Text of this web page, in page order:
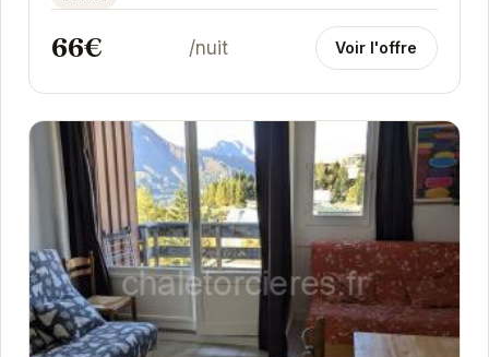
66€ /nuit Voir l'offre